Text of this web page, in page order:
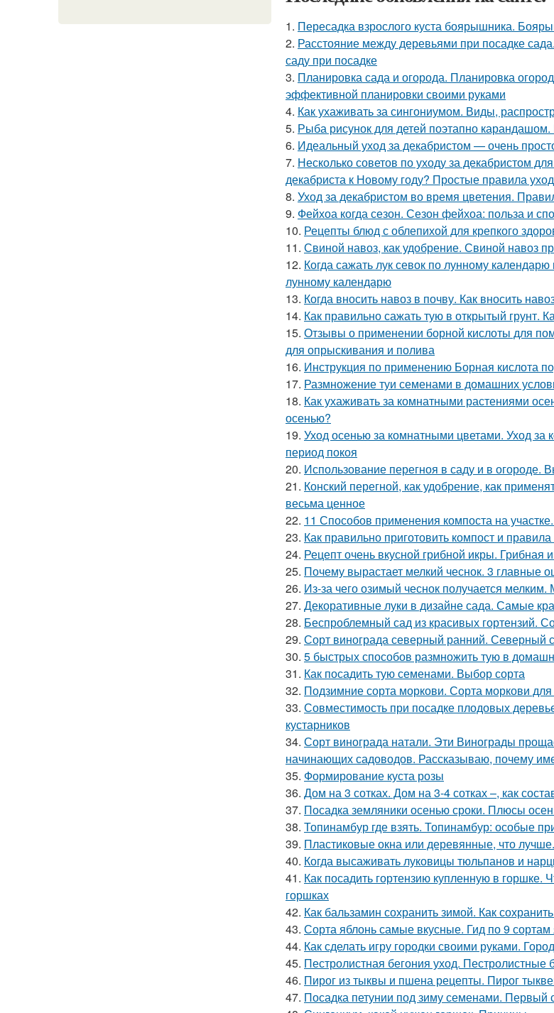
1. Пересадка взрослого куста боярышника.
2. Расстояние между деревьями при посадке
саду при посадке
3. Планировка сада и огорода. Планировка
эффективной планировки своими руками
4. Как ухаживать за сингониумом. Виды,
5. Рыба рисунок для детей поэтапно
6. Идеальный уход за декабристом — очень
7. Несколько советов по уходу за декабристом
декабриста к Новому году? Простые правила
8. Уход за декабристом во время цветения.
9. Фейхоа когда сезон. Сезон фейхоа: польза и
10. Рецепты блюд с облепихой для крепкого
11. Свиной навоз, как удобрение. Свиной навоз
12. Когда сажать лук севок по лунному
лунному календарю
13. Когда вносить навоз в почву. Как вносить
14. Как правильно сажать тую в открытый грунт.
15. Отзывы о применении борной кислоты для
для опрыскивания и полива
16. Инструкция по применению Борная кислота
17. Размножение туи семенами в домашних
18. Как ухаживать за комнатными растениями
осенью?
19. Уход осенью за комнатными цветами. Уход
период покоя
20. Использование перегноя в саду и в огороде.
21. Конский перегной, как удобрение, как
весьма ценное
22. 11 Способов применения компоста на
23. Как правильно приготовить компост и
24. Рецепт очень вкусной грибной икры.
25. Почему вырастает мелкий чеснок. 3 главные
26. Из-за чего озимый чеснок получается
27. Декоративные луки в дизайне сада. Самые
28. Беспроблемный сад из красивых гортензий.
29. Сорт винограда северный ранний. Северный
30. 5 быстрых способов размножить тую в
31. Как посадить тую семенами. Выбор сорта
32. Подзимние сорта моркови. Сорта моркови
33. Совместимость при посадке плодовых
кустарников
34. Сорт винограда натали. Эти Винограды
начинающих садоводов. Рассказываю, почему
35. Формирование куста розы
36. Дом на 3 сотках. Дом на 3-4 сотках –, как
37. Посадка земляники осенью сроки. Плюсы
38. Топинамбур где взять. Топинамбур: особые
39. Пластиковые окна или деревянные, что
40. Когда высаживать луковицы тюльпанов и
41. Как посадить гортензию купленную в
горшках
42. Как бальзамин сохранить зимой. Как
43. Сорта яблонь самые вкусные. Гид по 9
44. Как сделать игру городки своими руками.
45. Пестролистная бегония уход. Пестролистные
46. Пирог из тыквы и пшена рецепты. Пирог
47. Посадка петунии под зиму семенами. Первый